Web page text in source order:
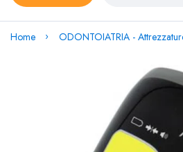
Home ODONTOIATRIA -